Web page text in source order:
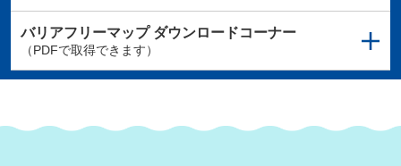
バリアフリーマップダウンロードコーナー
（PDFで取得できます）